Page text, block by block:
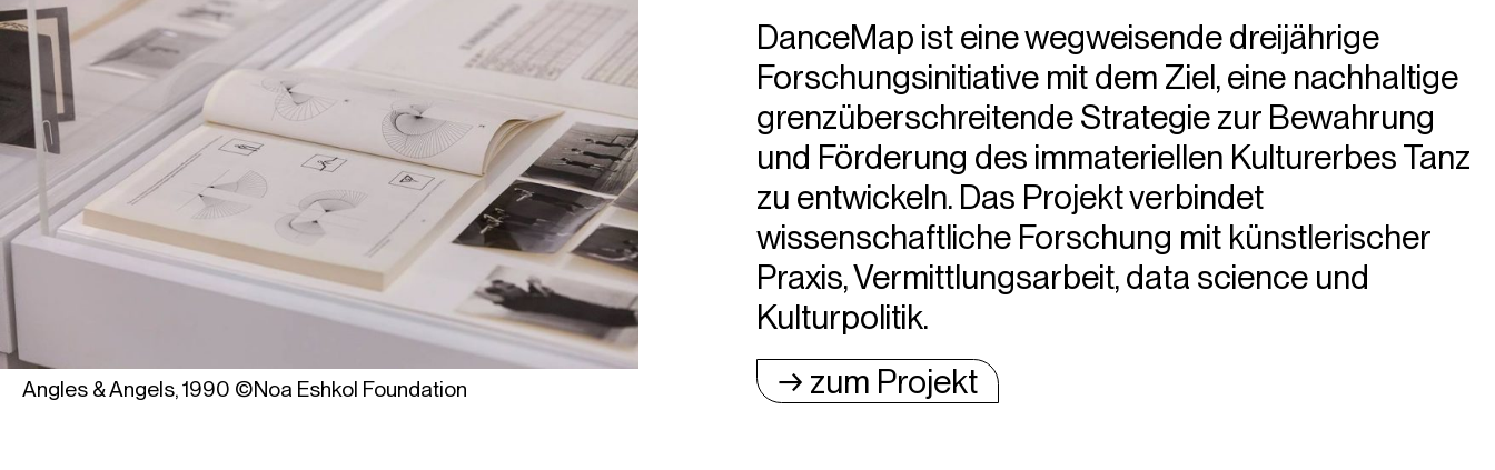
Angles & Angels, 1990 ©Noa Eshkol Foundation
DanceMap ist eine wegweisende dreijährige
Forschungsinitiative mit dem Ziel, eine nachhaltige
grenzüberschreitende Strategie zur Bewahrung
und Förderung des immateriellen Kulturerbes Tanz
zu entwickeln. Das Projekt verbindet
wissenschaftliche Forschung mit künstlerischer
Praxis, Vermittlungsarbeit, data science und
Kulturpolitik.
→ zum Projekt